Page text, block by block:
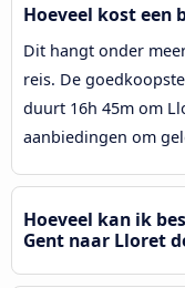
Hoeveel kost een
Dit hangt onder
reis. De
duurt 16h 45m om
aanbiedingen om
Hoeveel kan ik
Gent naar Lloret